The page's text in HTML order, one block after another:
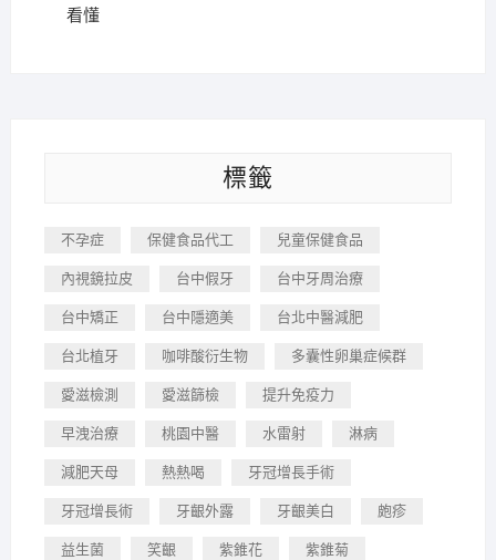
看懂
標籤
不孕症 保健食品代工 兒童保健食品
內視鏡拉皮 台中假牙 台中牙周治療
台中矯正 台中隱適美 台北中醫減肥
台北植牙 咖啡酸衍生物 多囊性卵巢症候群
愛滋檢測 愛滋篩檢 提升免疫力
早洩治療 桃園中醫 水雷射 淋病
減肥天母 熱熱喝 牙冠增長手術
牙冠增長術 牙齦外露 牙齦美白 皰疹
益生菌 笑齦 紫錐花 紫錐菊